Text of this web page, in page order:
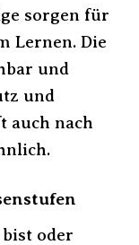
sorgen für
Lernen. Die
und
und
auch nach
oder